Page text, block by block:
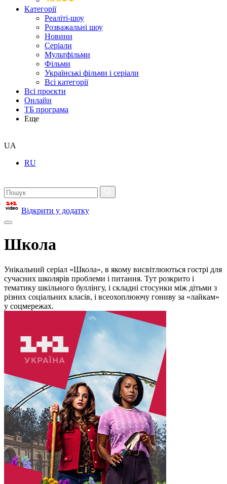
Категорії
Реаліті-шоу
Розважальні шоу
Новини
Серіали
Мультфільми
Фільми
Українські фільми і серіали
Всі категорії
Всі проєкти
Онлайн
ТБ програма
Еще
UA
RU
Відкрити у додатку
Школа
Унікальний серіал «Школа», в якому висвітлюються гострі для
сучасних школярів проблеми і питання. Тут розкрито і
тематику шкільного буллінгу, і складні стосунки між дітьми з
різних соціальних класів, і всеохоплюючу гониву за «лайкам»
у соцмережах.